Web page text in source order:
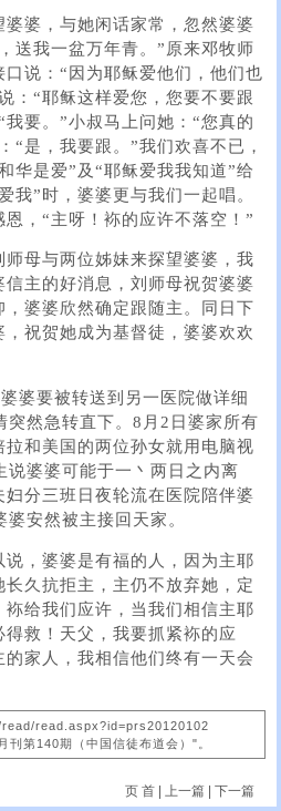
婆，与她闲话家常，忽然婆婆
送我一盆万年青。”原来邓牧师
说：“因为耶稣爱他们，他们也
：“耶稣这样爱您，您要不要跟
要。”小叔马上问她：“您真的
“是，我要跟。”我们欢喜不已，
华是爱”及“耶稣爱我我知道”给
我”时，婆婆更与我们一起唱。
，“主呀！袮的应许不落空！”
母与两位姊妹来探望婆婆，我
主的好消息，刘师母祝贺婆婆
婆婆欣然确定跟随主。同日下
祝贺她成为基督徒，婆婆欢欢
婆要被转送到另一医院做详细
突然急转直下。8月2日婆家所有
和美国的两位孙女就用电脑视
说婆婆可能于一丶两日之内离
分三班日夜轮流在医院陪伴婆
安然被主接回天家。
说，婆婆是有福的人，因为主耶
久抗拒主，主仍不放弃她，定
给我们应许，当我们相信主耶
救！天父，我要抓紧袮的应
家人，我相信他们终有一天会
read.aspx?id=prs20120102
刊第140期（中国信徒布道会）"。
页 首 上一篇| 下一篇